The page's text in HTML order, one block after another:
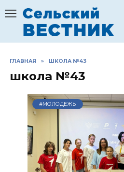
содержанию
ГЛАВНАЯ » ШКОЛА №43
школа №43
#МОЛОДЕЖЬ